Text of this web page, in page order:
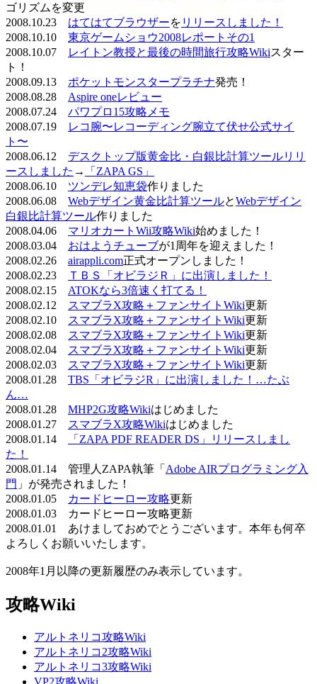
ゴリズムを変更
2008.10.23 はてはてブラウザーを リリースしました！
2008.10.10 東京ゲームショウ2008レポートその1
2008.10.07
レイトン教授と最後の時間旅行攻略Wikiスター
ト！
2008.09.13 ポケットモンスタープラチナ発売！
2008.08.28 Aspire oneレビュー
2008.07.24 パワプロ15攻略メモ
2008.07.19
レコ腕〜レコーディング腕立て伏せ公式サイ
ト〜
2008.06.12 デスクトップ版黄金比・白銀比計算ツールリリ
ースしました →
「ZAPA GS」
2008.06.10 ツンデレ知恵袋作りました
2008.06.08 Webデザイン黄金比計算ツールとWebデザイン
白銀比計算ツール作りました
2008.04.06 マリオカートWii攻略Wiki始めました！
2008.03.04 おはようチューブが1周年を迎えました！
2008.02.26 airappli.com正式オープンしました！
2008.02.23
ＴＢＳ「オビラジＲ」に出演しました！
2008.02.15 ATOKなら3倍速く打てる！
2008.02.12
スマブラX攻略＋ファンサイトWiki更新
2008.02.10
スマブラX攻略＋ファンサイトWiki更新
2008.02.08
スマブラX攻略＋ファンサイトWiki更新
2008.02.04
スマブラX攻略＋ファンサイトWiki更新
2008.02.03
スマブラX攻略＋ファンサイトWiki更新
2008.01.28 TBS「オビラジR」に出演しました！…たぶ
ん…
2008.01.28 MHP2G攻略Wikiはじめました
2008.01.27
スマブラX攻略Wikiはじめました
2008.01.14
「ZAPA PDF READER DS」リリースしまし
た！
2008.01.14 管理人ZAPA執筆「 Adobe AIRプログラミング入
門 」が発売されました！
2008.01.05
カードヒーロー攻略更新
2008.01.03 カードヒーロー攻略更新
2008.01.01 あけましておめでとうございます。本年も何卒
よろしくお願いいたします。
2008年1月以降の更新履歴のみ表示しています。
攻略Wiki
アルトネリコ攻略Wiki
アルトネリコ2攻略Wiki
アルトネリコ3攻略Wiki
VP2攻略Wiki